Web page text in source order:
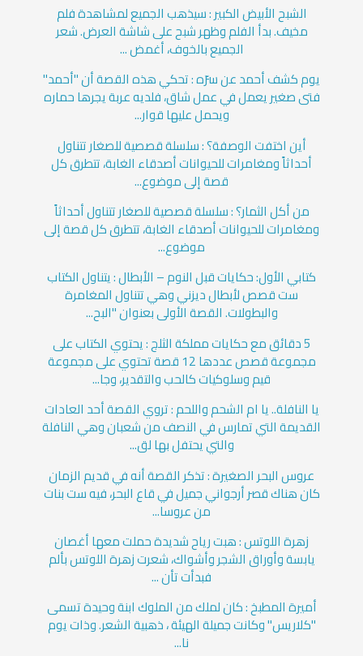
الشبح الأبيض الكبير : سيذهب الجميع لمشاهدة فلم
مخيف. بدأ الفلم وظهر شبح على شاشة العرض. شعر
الجميع بالخوف، أغمض ...
يوم كشف أحمد عن سرّه : تحكي هذه القصة أن "أحمد"
فتى صغير يعمل في عمل شاق، فلديه عربة يجرها حماره
ويحمل عليها قوار...
أين اختفت الوصفة؟ : سلسلة قصصية للصغار تتناول
أحداثاً ومغامرات للحيوانات أصدقاء الغابة، تتطرق كل
قصة إلى موضوع...
من أكل الثمار؟ : سلسلة قصصية للصغار تتناول أحداثاً
ومغامرات للحيوانات أصدقاء الغابة، تتطرق كل قصة إلى
موضوع...
كتابي الأول: حكايات قبل النوم – الأبطال : يتناول الكتاب
ست قصص لأبطال ديزني وهي تتناول المغامرة
والبطولات. القصة الأولى بعنوان "البح...
5 دقائق مع حكايات مملكة الثلج : يحتوي الكتاب على
مجموعة قصص عددها 12 قصة تحتوي على مجموعة
قيم وسلوكيات كالحب والتقدير، وجا...
يا النافلة.. يا ام الشحم واللحم : تروي القصة أحد العادات
القديمة التي تمارس في النصف من شعبان وهي النافلة
والتي يحتفل بها لق...
عروس البحر الصغيرة : تذكر القصة أنه في قديم الزمان
كان هناك قصر أرجواني جميل في قاع البحر، فيه ست بنات
من عروسا...
زهرة اللوتس : هبت رياح شديدة حملت معها أغصان
يابسة وأوراق الشجر وأشواك، شعرت زهرة اللوتس بألم
فبدأت تأن ...
أميرة المطبخ : كان لملك من الملوك ابنة وحيدة تسمى
"كلاريس" وكانت جميلة الهيئة ، ذهبية الشعر. وذات يوم
نا...